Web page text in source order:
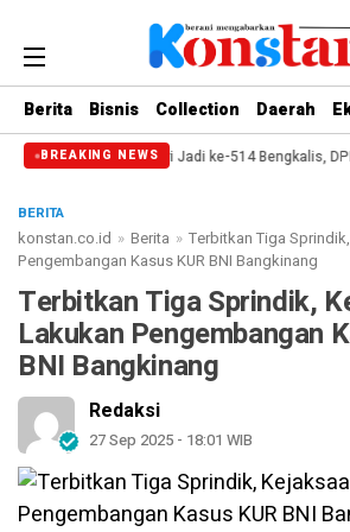
Berita Bisnis Collection Daerah
BREAKING NEWS
Paripurna Hari Jadi ke-514 Bengkalis, DPRD
BERITA
konstan.co.id » Berita » Terbitkan Tiga
Pengembangan Kasus KUR BNI Bangkinang
Terbitkan Tiga Sprindik,
Lakukan Pengembangan
BNI Bangkinang
Redaksi
27 Sep 2025 - 18:01 WIB